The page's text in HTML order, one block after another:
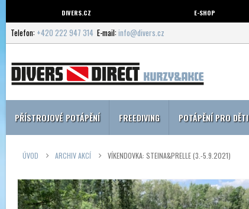
DIVERS.CZ E-SHOP
Telefon: +420 222 947 314 E-mail:info@divers.cz
PŘÍSTROJOVÉ POTÁPĚNÍ FREEDIVING POTÁPĚNÍ PRO DĚTI
ÚVOD ARCHIV AKCÍ VÍKENDOVKA: STEINA&PRELLE (3.-5.9.2021)